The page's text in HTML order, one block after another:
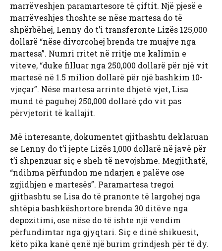
marrëveshjen paramartesore të çiftit. Një pjesë e
marrëveshjes thoshte se nëse martesa do të
shpërbëhej, Lenny do t’i transferonte Lizës 125,000
dollarë “nëse divorcohej brenda tre muajve nga
martesa”. Numri rritet në rritje me kalimin e
viteve, “duke filluar nga 250,000 dollarë për një vit
martesë në 1.5 milion dollarë për një bashkim 10-
vjeçar”. Nëse martesa arrinte dhjetë vjet, Lisa
mund të paguhej 250,000 dollarë çdo vit pas
përvjetorit të kallajit.
Më interesante, dokumentet gjithashtu deklaruan
se Lenny do t’i jepte Lizës 1,000 dollarë në javë për
t’i shpenzuar siç e sheh të nevojshme. Megjithatë,
“ndihma përfundon me ndarjen e palëve ose
zgjidhjen e martesës”. Paramartesa tregoi
gjithashtu se Lisa do të pranonte të largohej nga
shtëpia bashkëshortore brenda 30 ditëve nga
depozitimi, ose nëse do të ishte një vendim
përfundimtar nga gjyqtari. Siç e dinë shikuesit,
këto pika kanë qenë një burim grindjesh për të dy.